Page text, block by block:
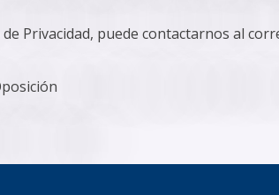
Privacidad, puede contactarnos al